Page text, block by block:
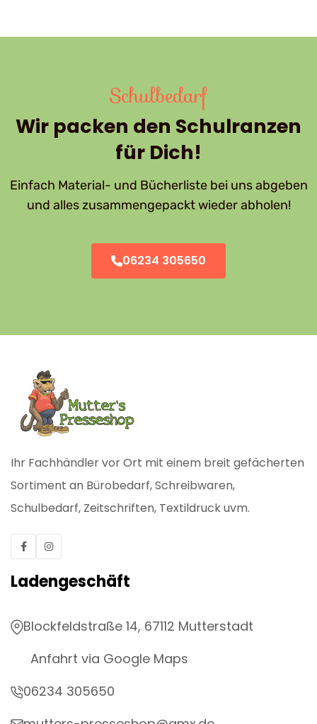
Schulbedarf
Wir packen den Schulranzen
für Dich!
Einfach Material- und Bücherliste bei uns abgeben
und alles zusammengepackt wieder abholen!
06234 305650
Ihr Fachhändler vor Ort mit einem breit gefächerten
Sortiment an Bürobedarf, Schreibwaren,
Schulbedarf, Zeitschriften, Textildruck uvm.
Ladengeschäft
Blockfeldstraße 14, 67112 Mutterstadt
Anfahrt via Google Maps
06234 305650